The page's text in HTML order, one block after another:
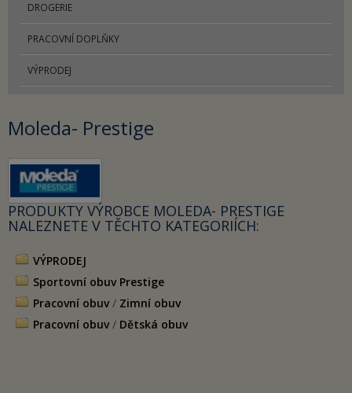
DROGERIE
PRACOVNÍ DOPLŇKY
VÝPRODEJ
Moleda- Prestige
PRODUKTY VÝROBCE MOLEDA- PRESTIGE
NALEZNETE V TĚCHTO KATEGORIÍCH:
VÝPRODEJ
Sportovní obuv Prestige
Pracovní obuv/ Zimní obuv
Pracovní obuv/ Dětská obuv